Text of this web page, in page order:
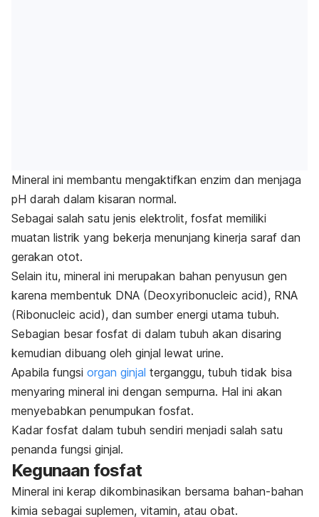
Mineral ini membantu mengaktifkan enzim dan menjaga
pH darah dalam kisaran normal.
Sebagai salah satu jenis elektrolit, fosfat memiliki
muatan listrik yang bekerja menunjang kinerja saraf dan
gerakan otot.
Selain itu, mineral ini merupakan bahan penyusun gen
karena membentuk DNA (Deoxyribonucleic acid), RNA
(Ribonucleic acid), dan sumber energi utama tubuh.
Sebagian besar fosfat di dalam tubuh akan disaring
kemudian dibuang oleh ginjal lewat urine.
Apabila fungsi organ ginjal terganggu, tubuh tidak bisa
menyaring mineral ini dengan sempurna. Hal ini akan
menyebabkan penumpukan fosfat.
Kadar fosfat dalam tubuh sendiri menjadi salah satu
penanda fungsi ginjal.
Kegunaan fosfat
Mineral ini kerap dikombinasikan bersama bahan-bahan
kimia sebagai suplemen, vitamin, atau obat.